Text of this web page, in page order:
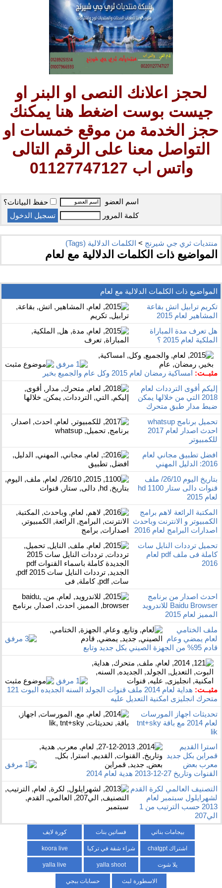
لحجز اعلانك النصى او البنر او
جيست بوست اضغط هنا يمكنك
حجز الخدمة من موقع خمسات او
التواصل معنا على الرقم التالى
واتس اب 01127747127
اسم العضو
حفظ البيانات؟
كلمة المرور
منتديات ثري جي شيرنج > الكلمات الدلالية (Tags)
المواضيع ذات الكلمات الدلالية مع لعام
المواضيع ذات الكلمات الدلالية مع لعام
تكريم ترابيل اتش بقاعة
المشاهير لعام 2015
هل تعرف مدة المباراة
الملكية لعام 2015 ؟
مثبــت: امساكية رمضان لعام 2015 وكل عام والجميع بخير
إليكم أقوى الترددات لعام
2018 التي من خلالها يمكن
ضبط مدار طبق متحرك
تحميل برنامج whatsup
احدث اصدار لعام 2017
للكمبيوتر
افضل تطبيق مجاني لعام
2016: الدليل المهني
بتاريخ اليوم 26/10/ ملف
قنوات دالى ستار 1100 hd
لعام 2015
المكتبة الرائعة لاهم برامج
الكمبيوتر و الانترنت وباحدث
اصدارات البرامج لعام 2016
تحميل ترددات النايل سات
كاملة فى ملف pdf لعام
2016
احدث اصدار من برنامج
Baidu Browser للاندرويد
المميز لعام 2015
ملف الختامي
لعام يمضي وعام
قادم 95% من الجهزة الصيني بكل جديد وتابع
مثبــت:
هداية لعام 2014 ملف قنوات الجولد السنه الجديده البوت 121
متحرك انجليزى امكنية التعديل عليه
تحديثات اجهاز المورسات
لعام 2014 مع باقة tnt+sky
lik
استرا القديم
قمراين بكل جديد
معرب بعض
القنوات وتاريخ 27-12-2013 هدية لعام 2014
التصنيف العالمي لكرة القدم
لشهرايلول سبتمبر لعام
2013 حسب الترتيب من 1
الي207
بيجامات بناتي فساتين بنات كورة لايف
اشتراك chatgpt شراء شقة في تركيا koora live
يلا شوت yalla shoot
yalla live
الاسطورة لبث حسابات ببجي